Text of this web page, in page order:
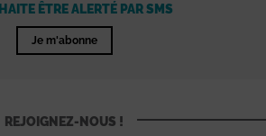
ÊTRE ALERTÉ PAR SMS
Je m'abonne
REJOIGNEZ-NOUS !